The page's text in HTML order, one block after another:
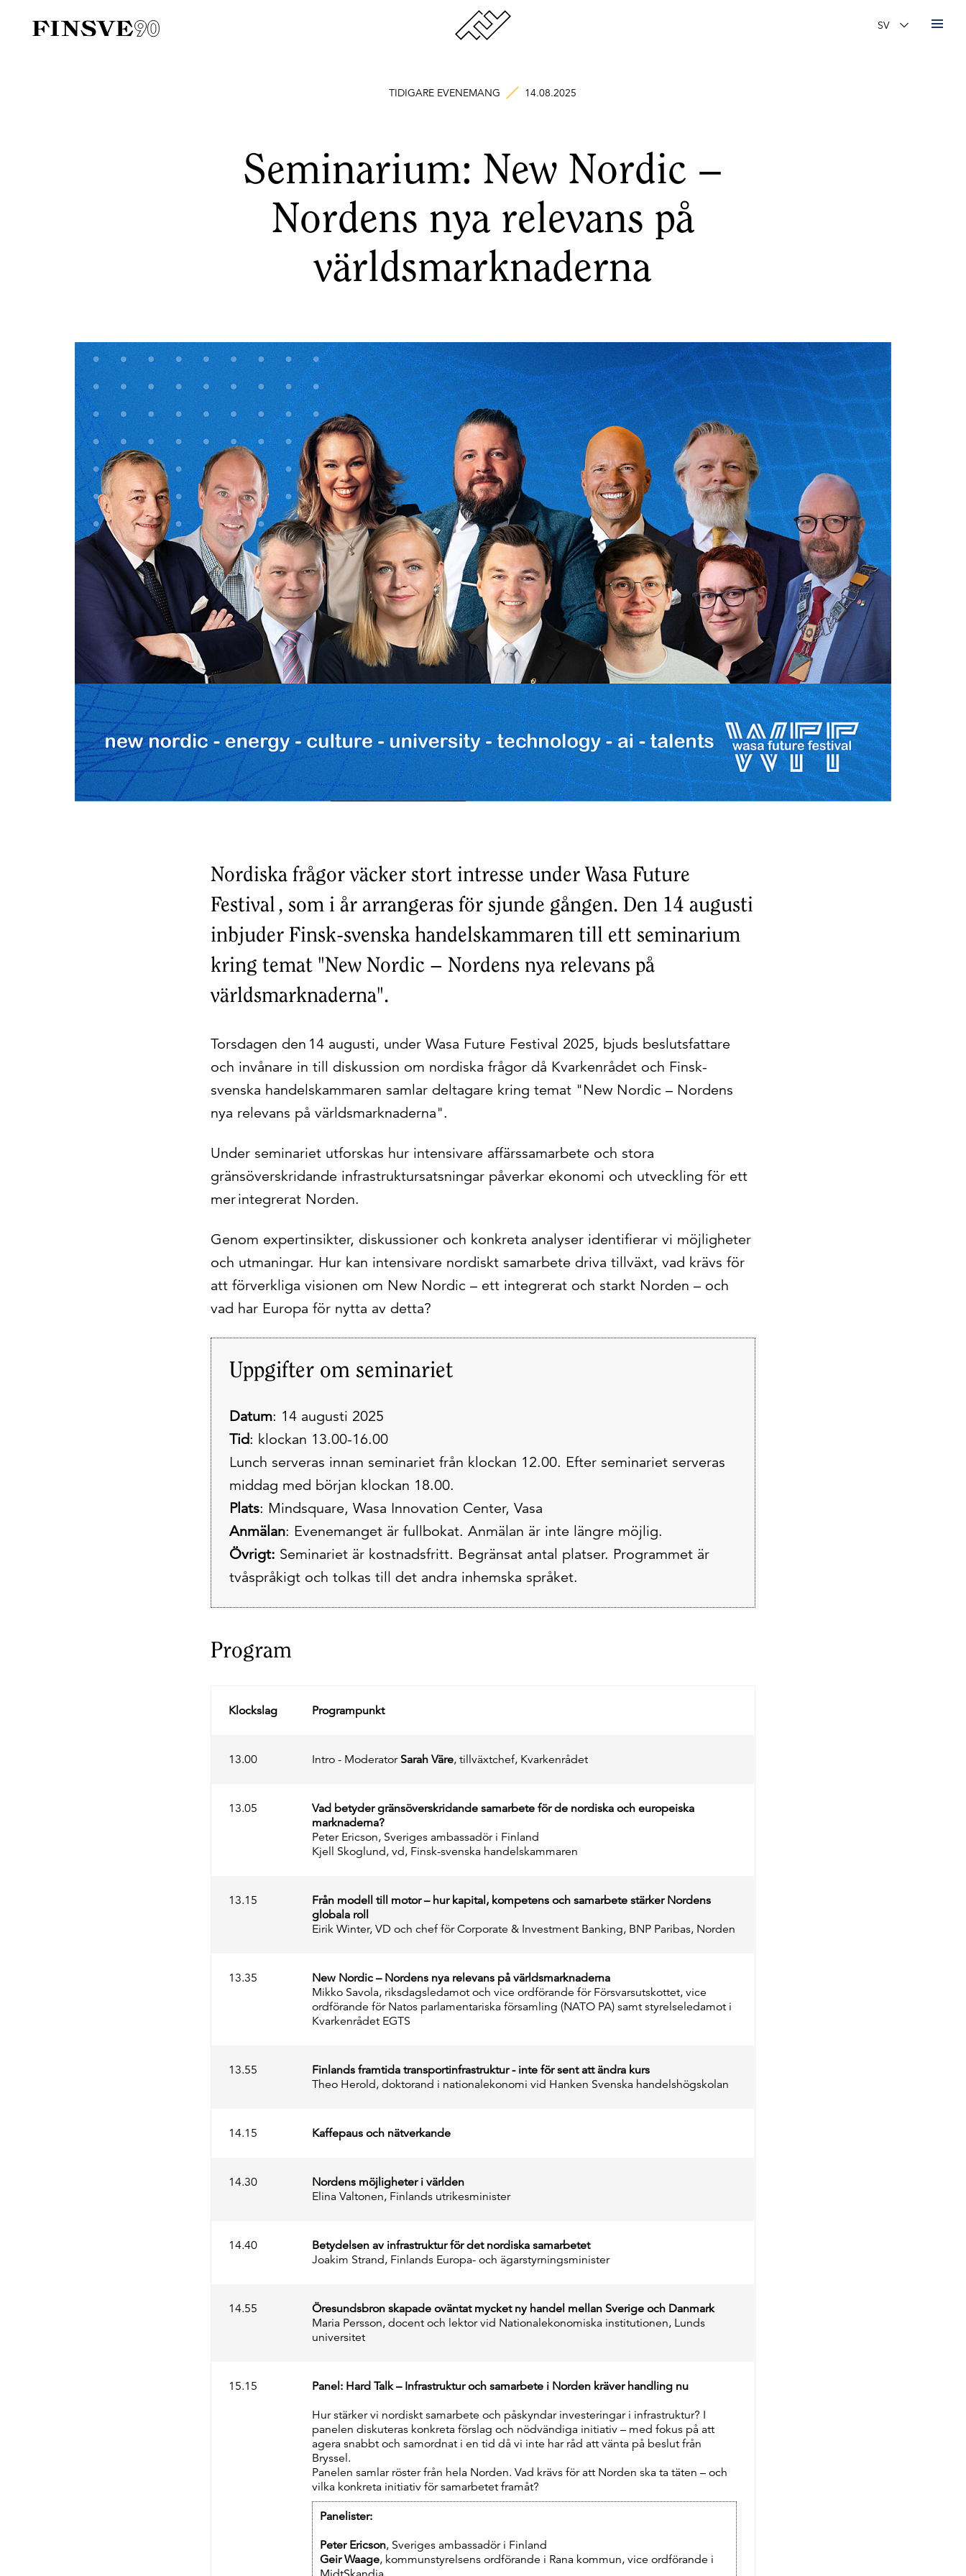
Finsk-svenska handelskammaren Ändra språk
TIDIGARE EVENEMANG 14.08.2025
Seminarium: New Nordic –
Nordens nya relevans på
världsmarknaderna
Nordiska frågor väcker stort intresse under Wasa Future
Festival , som i år arrangeras för sjunde gången. Den 14 augusti
inbjuder Finsk-svenska handelskammaren till ett seminarium
kring temat "New Nordic – Nordens nya relevans på
världsmarknaderna".
Torsdagen den 14 augusti, under Wasa Future Festival 2025, bjuds beslutsfattare
och invånare in till diskussion om nordiska frågor då Kvarkenrådet och Finsk-
svenska handelskammaren samlar deltagare kring temat "New Nordic – Nordens
nya relevans på världsmarknaderna".
Under seminariet utforskas hur intensivare affärssamarbete och stora
gränsöverskridande infrastruktursatsningar påverkar ekonomi och utveckling för ett
mer integrerat Norden.
Genom expertinsikter, diskussioner och konkreta analyser identifierar vi möjligheter
och utmaningar. Hur kan intensivare nordiskt samarbete driva tillväxt, vad krävs för
att förverkliga visionen om New Nordic – ett integrerat och starkt Norden – och
vad har Europa för nytta av detta?
Uppgifter om seminariet
Datum: 14 augusti 2025
Tid: klockan 13.00-16.00
Lunch serveras innan seminariet från klockan 12.00. Efter seminariet serveras
middag med början klockan 18.00.
Plats: Mindsquare, Wasa Innovation Center, Vasa
Anmälan: Evenemanget är fullbokat. Anmälan är inte längre möjlig.
Övrigt: Seminariet är kostnadsfritt. Begränsat antal platser. Programmet är
tvåspråkigt och tolkas till det andra inhemska språket.
Program
Klockslag Programpunkt
13.00 Intro - ModeratorSarah Väre, tillväxtchef, Kvarkenrådet
13.05
Vad betyder gränsöverskridande samarbete för de nordiska och europeiska
marknaderna?
Peter Ericson, Sveriges ambassadör i Finland
Kjell Skoglund, vd, Finsk-svenska handelskammaren
13.15
Från modell till motor – hur kapital, kompetens och samarbete stärker Nordens
globala roll
Eirik Winter, VD och chef för Corporate & Investment Banking, BNP Paribas, Norden
13.35
New Nordic – Nordens nya relevans på världsmarknaderna
Mikko Savola, riksdagsledamot och vice ordförande för Försvarsutskottet, vice
ordförande för Natos parlamentariska församling (NATO PA) samt styrelseledamot i
Kvarkenrådet EGTS
13.55
Finlands framtida transportinfrastruktur - inte för sent att ändra kurs
Theo Herold, doktorand i nationalekonomi vid Hanken Svenska handelshögskolan
14.15 Kaffepaus och nätverkande
14.30
Nordens möjligheter i världen
Elina Valtonen, Finlands utrikesminister
14.40
Betydelsen av infrastruktur för det nordiska samarbetet
Joakim Strand, Finlands Europa- och ägarstyrningsminister
14.55
Öresundsbron skapade oväntat mycket ny handel mellan Sverige och Danmark
Maria Persson, docent och lektor vid Nationalekonomiska institutionen, Lunds
universitet
15.15
Panel: Hard Talk – Infrastruktur och samarbete i Norden kräver handling nu
Hur stärker vi nordiskt samarbete och påskyndar investeringar i infrastruktur? I
panelen diskuteras konkreta förslag och nödvändiga initiativ – med fokus på att
agera snabbt och samordnat i en tid då vi inte har råd att vänta på beslut från
Bryssel.
Panelen samlar röster från hela Norden. Vad krävs för att Norden ska ta täten – och
vilka konkreta initiativ för samarbetet framåt?
Panelister:
Peter Ericson, Sveriges ambassadör i Finland
Geir Waage, kommunstyrelsens ordförande i Rana kommun, vice ordförande i